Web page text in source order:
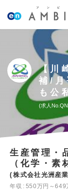
【川
補/月
も公
求人
生産管理・
（化学・素
株式会社光洲産業
年収
550万円～649